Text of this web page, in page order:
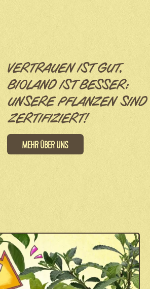
VERTRAUEN IST GUT,
BIOLAND IST BESSER:
UNSERE PFLANZEN SIND
ZERTIFIZIERT!
Mehr über uns